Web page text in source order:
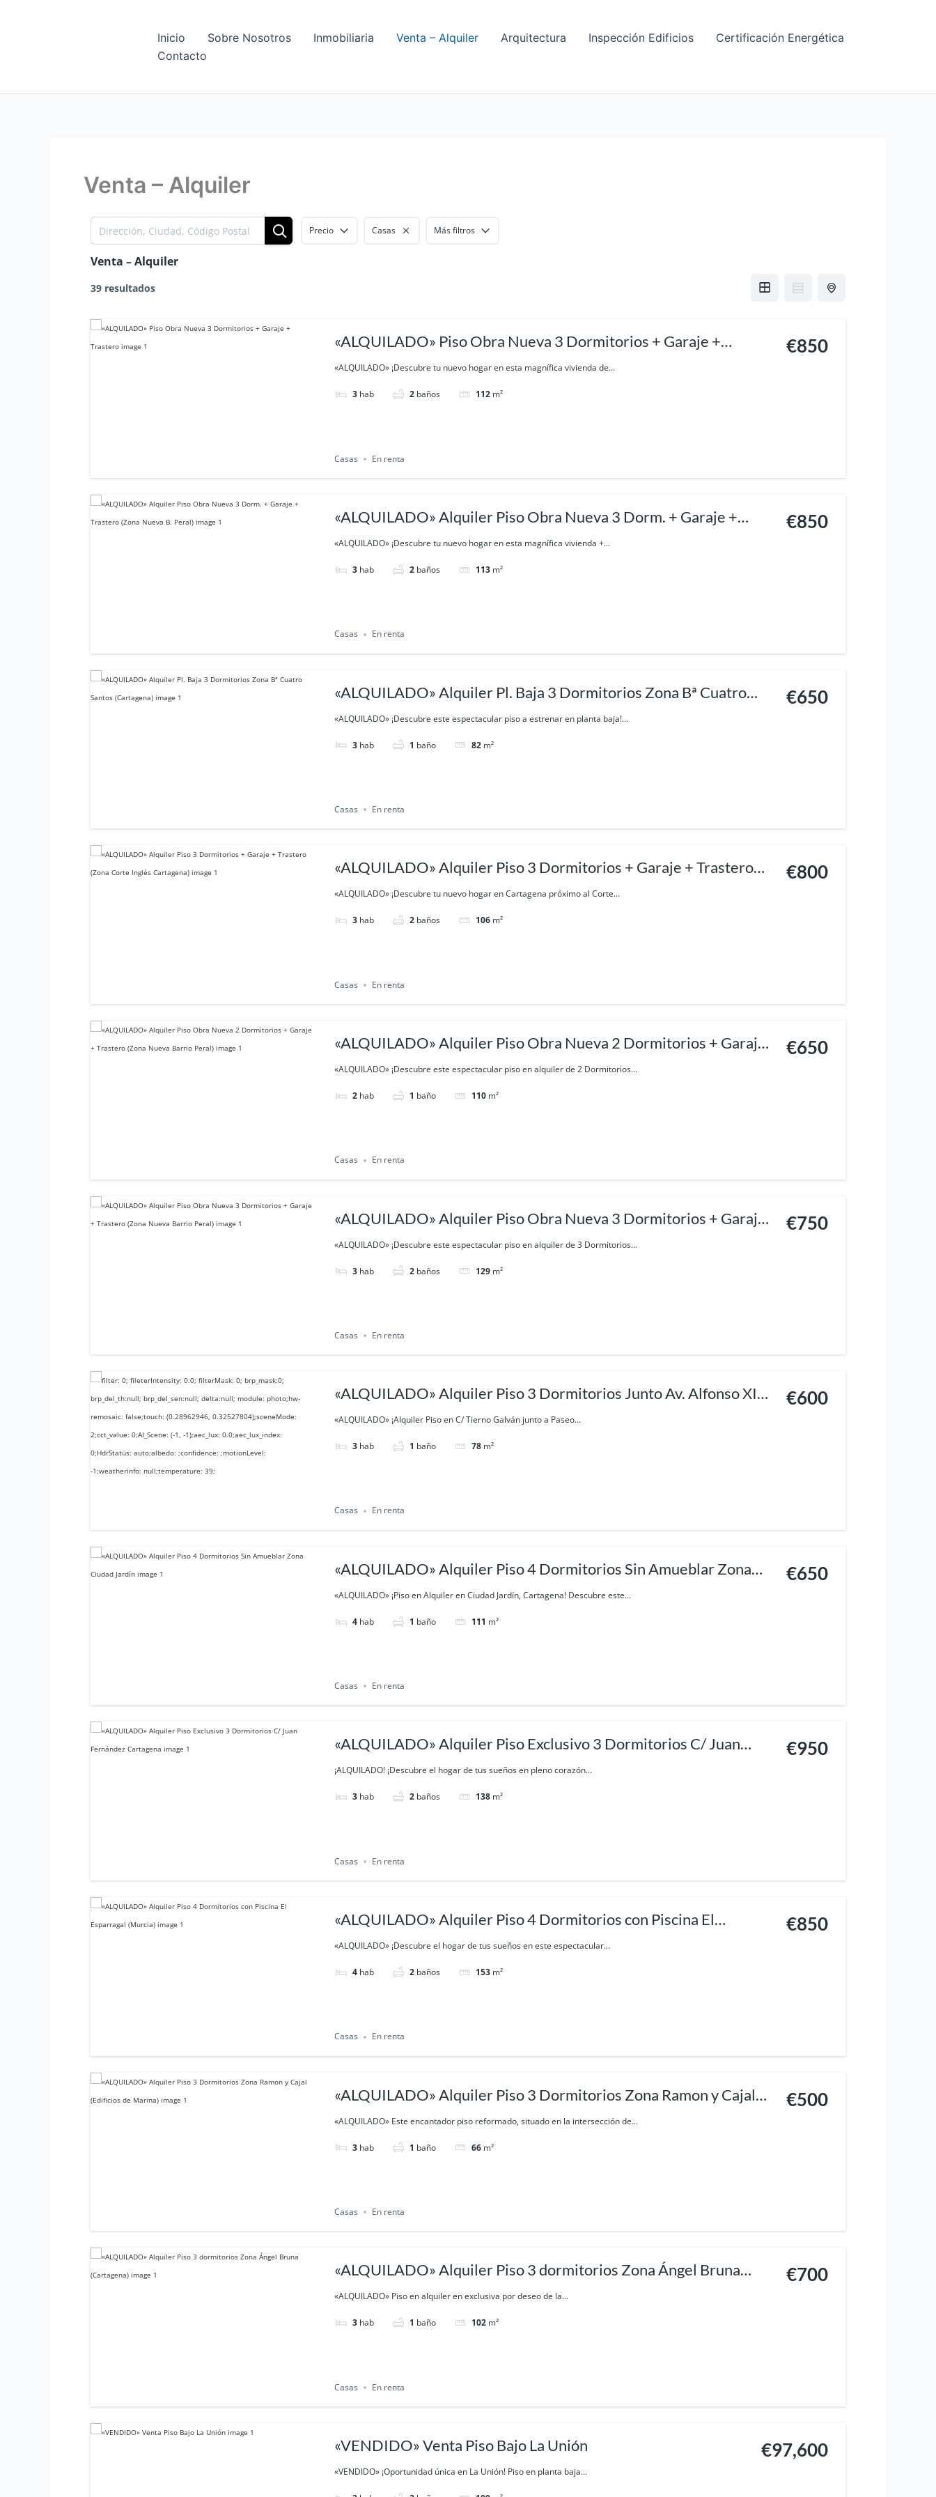
Inicio Sobre Nosotros Inmobiliaria Venta – Alquiler Arquitectura Inspección Edificios
Certificación Energética
Contacto
Venta – Alquiler
Precio Casas Más filtros
Venta – Alquiler
39 resultados
«ALQUILADO» Piso Obra Nueva 3 Dormitorios + Garaje +
Trastero
«ALQUILADO» ¡Descubre tu nuevo hogar en esta magnífica vivienda de...
3 hab 2 baños 112 m²
€850
Casas En renta
«ALQUILADO» Alquiler Piso Obra Nueva 3 Dorm. + Garaje +
Trastero (Zona Nueva B. Peral)
«ALQUILADO» ¡Descubre tu nuevo hogar en esta magnífica vivienda +...
3 hab 2 baños 113 m²
€850
Casas En renta
«ALQUILADO» Alquiler Pl. Baja 3 Dormitorios Zona Bª Cuatro
Santos (Cartagena)
«ALQUILADO» ¡Descubre este espectacular piso a estrenar en planta baja!...
3 hab 1 baño 82 m²
€650
Casas En renta
«ALQUILADO» Alquiler Piso 3 Dormitorios + Garaje + Trastero
(Zona Corte Inglés Cartagena)
«ALQUILADO» ¡Descubre tu nuevo hogar en Cartagena próximo al Corte...
3 hab 2 baños 106 m²
€800
Casas En renta
«ALQUILADO» Alquiler Piso Obra Nueva 2 Dormitorios + Garaje
+ Trastero (Zona Nueva Barrio Peral)
«ALQUILADO» ¡Descubre este espectacular piso en alquiler de 2 Dormitorios...
2 hab 1 baño 110 m²
€650
Casas En renta
«ALQUILADO» Alquiler Piso Obra Nueva 3 Dormitorios + Garaje
+ Trastero (Zona Nueva Barrio Peral)
«ALQUILADO» ¡Descubre este espectacular piso en alquiler de 3 Dormitorios...
3 hab 2 baños 129 m²
€750
Casas En renta
«ALQUILADO» Alquiler Piso 3 Dormitorios Junto Av. Alfonso XIII
Cartagena
«ALQUILADO» ¡Alquiler Piso en C/ Tierno Galván junto a Paseo...
3 hab 1 baño 78 m²
€600
Casas En renta
«ALQUILADO» Alquiler Piso 4 Dormitorios Sin Amueblar Zona
Ciudad Jardín
«ALQUILADO» ¡Piso en Alquiler en Ciudad Jardín, Cartagena! Descubre este...
4 hab 1 baño 111 m²
€650
Casas En renta
«ALQUILADO» Alquiler Piso Exclusivo 3 Dormitorios C/ Juan
Fernández Cartagena
¡ALQUILADO! ¡Descubre el hogar de tus sueños en pleno corazón...
3 hab 2 baños 138 m²
€950
Casas En renta
«ALQUILADO» Alquiler Piso 4 Dormitorios con Piscina El
Esparragal (Murcia)
«ALQUILADO» ¡Descubre el hogar de tus sueños en este espectacular...
4 hab 2 baños 153 m²
€850
Casas En renta
«ALQUILADO» Alquiler Piso 3 Dormitorios Zona Ramon y Cajal
(Edificios de Marina)
«ALQUILADO» Este encantador piso reformado, situado en la intersección de...
3 hab 1 baño 66 m²
€500
Casas En renta
«ALQUILADO» Alquiler Piso 3 dormitorios Zona Ángel Bruna
(Cartagena)
«ALQUILADO» Piso en alquiler en exclusiva por deseo de la...
3 hab 1 baño 102 m²
€700
Casas En renta
«VENDIDO» Venta Piso Bajo La Unión
«VENDIDO» ¡Oportunidad única en La Unión! Piso en planta baja...
€97,600